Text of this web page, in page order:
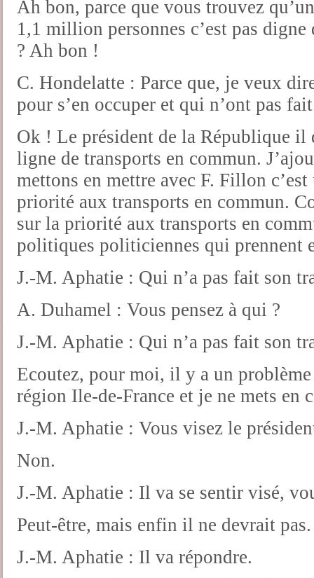
Ah bon, parce que vous trouvez
1,1 million personnes c’est pas
? Ah bon !
C. Hondelatte : Parce que, je veux
pour s’en occuper et qui n’ont pas
Ok ! Le président de la République il
ligne de transports en commun.
mettons en mettre avec F. Fillon
priorité aux transports en commun.
sur la priorité aux transports en
politiques politiciennes qui prennent
J.-M. Aphatie : Qui n’a pas fait son
A. Duhamel : Vous pensez à qui ?
J.-M. Aphatie : Qui n’a pas fait son
Ecoutez, pour moi, il y a un
région Ile-de-France et je ne mets en
J.-M. Aphatie : Vous visez le
Non.
J.-M. Aphatie : Il va se sentir visé,
Peut-être, mais enfin il ne devrait pas.
J.-M. Aphatie : Il va répondre.